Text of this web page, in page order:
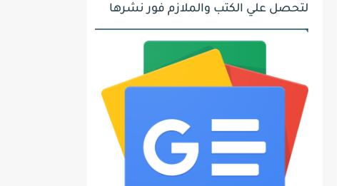
لتحصل علي الكتب والملازم فور نشرها